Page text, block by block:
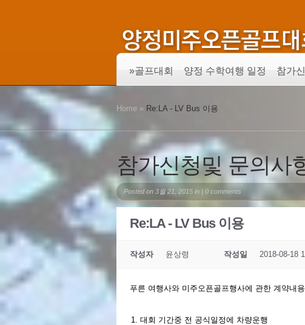
»골프대회 양정 수학여행 일정 참가
Home » Re:LA - LV Bus 이용
참가신청및 문의사
Posted on 3월 21, 2015 in | 0 comments
Re:LA - LV Bus 이용
작성자 윤상령 작성일 2018-08-18
푸른 여행사와 미주오픈골프행사에 관한 계약내
대회 기간중 전 공식일정에 차량운행